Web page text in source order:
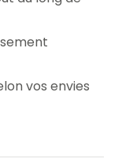
vos envies